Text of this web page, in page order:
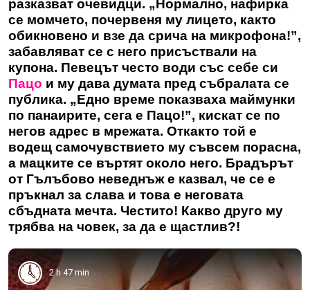
разказват очевидци. „Нормално, нафирка
се момчето, почервеня му лицето, както
обикновено и взе да срича на микрофона!”,
забавляват се с него присъствали на
купона. Певецът често води със себе си
Пацо и му дава думата пред събралата се
публика. „Едно време показваха маймунки
по панаирите, сега е Пацо!”, кискат се по
негов адрес в мрежата. Откакто той е
водещ самочувствието му съвсем порасна,
а мацките се въртят около него. Брадърът
от Гълъбово неведнъж е казвал, че се е
пръкнал за слава и това е неговата
сбъдната мечта. Честито! Какво друго му
трябва на човек, за да е щастлив?!
2 h 47 min